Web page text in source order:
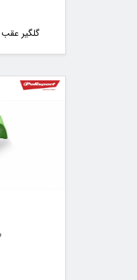
گلگیر عقب CRF 150 R 07 - 21